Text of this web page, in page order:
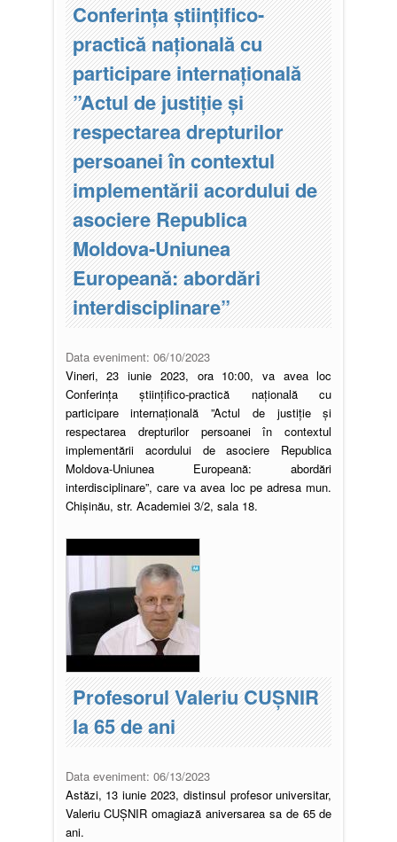
Conferința științifico-
practică națională cu
participare internațională
”Actul de justiție și
respectarea drepturilor
persoanei în contextul
implementării acordului de
asociere Republica
Moldova-Uniunea
Europeană: abordări
interdisciplinare”
Data eveniment: 06/10/2023
Vineri, 23 iunie 2023, ora 10:00, va avea loc
Conferința științifico-practică națională cu
participare internațională ”Actul de justiție și
respectarea drepturilor persoanei în contextul
implementării acordului de asociere Republica
Moldova-Uniunea Europeană: abordări
interdisciplinare”, care va avea loc pe adresa mun.
Chișinău, str. Academiei 3/2, sala 18.
Profesorul Valeriu CUȘNIR
la 65 de ani
Data eveniment: 06/13/2023
Astăzi, 13 iunie 2023, distinsul profesor universitar,
Valeriu CUȘNIR omagiază aniversarea sa de 65 de
ani.